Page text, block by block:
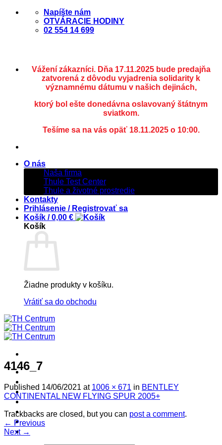
Skip
Napíšte nám
OTVÁRACIE HODINY
02 554 14 699
Vážení zákazníci. Dňa 17.11.2025 bude predajňa
zatvorená z dôvodu vyjadrenia solidarity k
významnému dátumu v našich dejinách,
ktorý bol ešte donedávna oslavovaný štátnym
sviatkom.
Tešíme sa na vás opäť 18.11.2025 o 10:00.
O nás
Naša firma
Thule Test Center
Thule a životné prostredie
Kontakty
Prihlásenie / Registrovať sa
Košík /0,00 €
Košík
Žiadne produkty v košíku.
Vrátiť sa do obchodu
! ! ! S Ú Ť A Ž ! ! !
Produkty
Špičkový UEBLER
Autoriz. servis THULE/UEBLER
Predajne
Naši Uebler Partneri
4146_7
Published 14/06/2021 at 1006 × 671 in BENTLEY
CONTINENTAL NEW FLYING SPUR 2005+
Trackbacks are closed, but you can post a comment.
← Previous
Next →